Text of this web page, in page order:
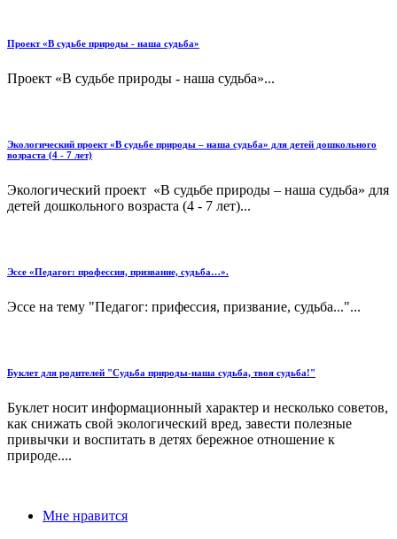
Проект «В судьбе природы - наша судьба»
Проект «В судьбе природы - наша судьба»...
Экологический проект «В судьбе природы – наша судьба» для детей дошкольного
возраста (4 - 7 лет)
Экологический проект «В судьбе природы – наша судьба» для
детей дошкольного возраста (4 - 7 лет)...
Эссе «Педагог: профессия, призвание, судьба…».
Эссе на тему "Педагог: прифессия, призвание, судьба..."...
Буклет для родителей "Судьба природы-наша судьба, твоя судьба!"
Буклет носит информационный характер и несколько советов,
как снижать свой экологический вред, завести полезные
привычки и воспитать в детях бережное отношение к
природе....
Мне нравится